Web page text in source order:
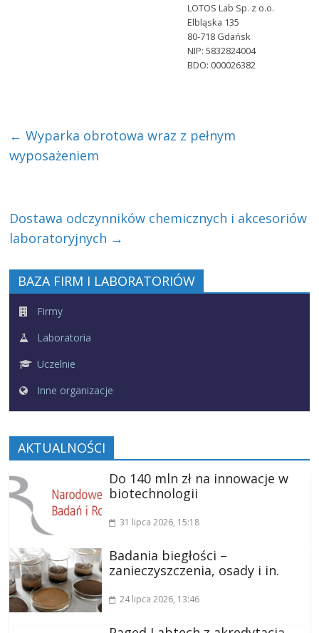
LOTOS Lab Sp. z o.o.
Elbląska 135
80-718 Gdańsk
NIP: 5832824004
BDO: 000026382
← Wyparka obrotowa wraz z pełnym
wyposażeniem
Dostawa odczynników chemicznych i akcesoriów
laboratoryjnych →
BAZA FIRM I LABORATORIÓW
Firmy
Laboratoria
Uczelnie
Inne organizacje
AKTUALNOŚCI
Do 140 mln zł na innowacje w
biotechnologii
31 lipca 2026, 15:18
Badania biegłości –
zanieczyszczenia, osady i in.
24 lipca 2026, 13:46